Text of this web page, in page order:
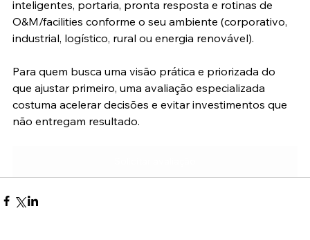
inteligentes, portaria, pronta resposta e rotinas de
O&M/facilities conforme o seu ambiente (corporativo,
industrial, logístico, rural ou energia renovável).
Para quem busca uma visão prática e priorizada do
que ajustar primeiro, uma avaliação especializada
costuma acelerar decisões e evitar investimentos que
não entregam resultado.